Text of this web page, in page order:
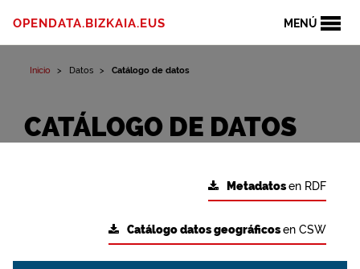
MENÚ
OPENDATA.BIZKAIA.EUS
Inicio Datos Catálogo de datos
CATÁLOGO DE DATOS
Metadatosen RDF
Catálogo datos geográficosen CSW